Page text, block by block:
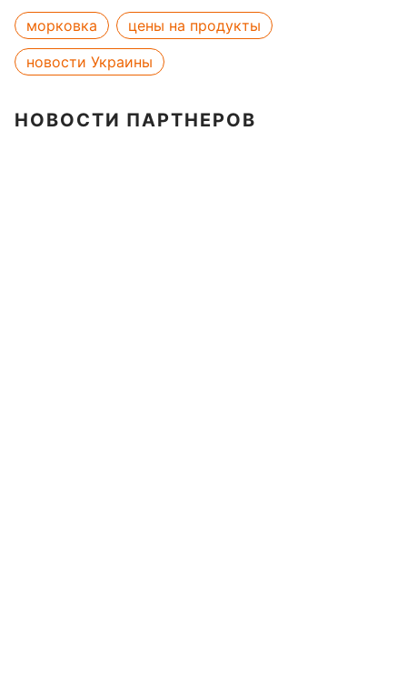
морковка
цены на продукты
новости Украины
НОВОСТИ ПАРТНЕРОВ